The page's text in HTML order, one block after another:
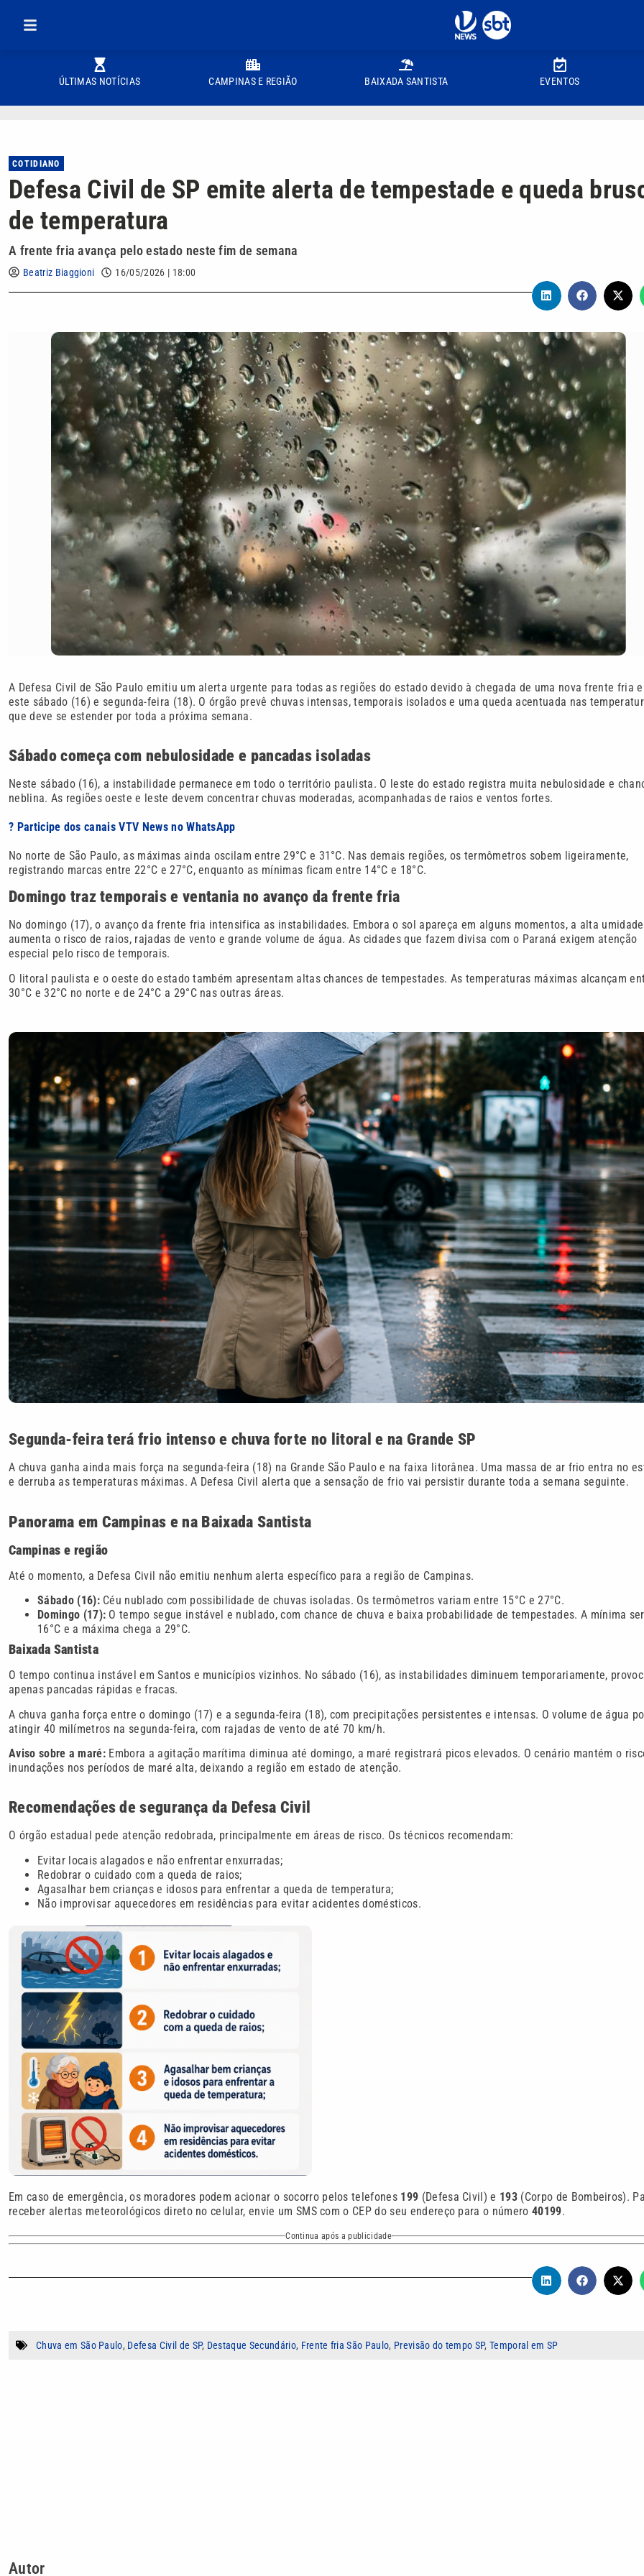
ÚLTIMAS NOTÍCIAS CAMPINAS E REGIÃO BAIXADA SANTISTA EVENTOS
COTIDIANO
Defesa Civil de SP emite alerta de tempestade e queda
de temperatura
A frente fria avança pelo estado neste fim de semana
Beatriz Biaggioni 16/05/2026 | 18:00
A Defesa Civil de São Paulo emitiu um alerta urgente para todas as regiões do estado devido à chegada de uma nova frente fria
este sábado (16) e segunda-feira (18). O órgão prevê chuvas intensas, temporais isolados e uma queda acentuada nas
que deve se estender por toda a próxima semana.
Sábado começa com nebulosidade e pancadas isoladas
Neste sábado (16), a instabilidade permanece em todo o território paulista. O leste do estado registra muita nebulosidade e
neblina. As regiões oeste e leste devem concentrar chuvas moderadas, acompanhadas de raios e ventos fortes.
? Participe dos canais VTV News no WhatsApp
No norte de São Paulo, as máximas ainda oscilam entre 29°C e 31°C. Nas demais regiões, os termômetros sobem ligeiramente,
registrando marcas entre 22°C e 27°C, enquanto as mínimas ficam entre 14°C e 18°C.
Domingo traz temporais e ventania no avanço da frente fria
No domingo (17), o avanço da frente fria intensifica as instabilidades. Embora o sol apareça em alguns momentos, a alta umidade
aumenta o risco de raios, rajadas de vento e grande volume de água. As cidades que fazem divisa com o Paraná exigem atenção
especial pelo risco de temporais.
O litoral paulista e o oeste do estado também apresentam altas chances de tempestades. As temperaturas máximas alcançam
30°C e 32°C no norte e de 24°C a 29°C nas outras áreas.
Segunda-feira terá frio intenso e chuva forte no litoral e na Grande SP
A chuva ganha ainda mais força na segunda-feira (18) na Grande São Paulo e na faixa litorânea. Uma massa de ar frio entra no
e derruba as temperaturas máximas. A Defesa Civil alerta que a sensação de frio vai persistir durante toda a semana seguinte.
Panorama em Campinas e na Baixada Santista
Campinas e região
Até o momento, a Defesa Civil não emitiu nenhum alerta específico para a região de Campinas.
Sábado (16):Céu nublado com possibilidade de chuvas isoladas. Os termômetros variam entre 15°C e 27°C.
Domingo (17): O tempo segue instável e nublado, com chance de chuva e baixa probabilidade de tempestades. A mínima
16°C e a máxima chega a 29°C.
Baixada Santista
O tempo continua instável em Santos e municípios vizinhos. No sábado (16), as instabilidades diminuem temporariamente,
apenas pancadas rápidas e fracas.
A chuva ganha força entre o domingo (17) e a segunda-feira (18), com precipitações persistentes e intensas. O volume de água
atingir 40 milímetros na segunda-feira, com rajadas de vento de até 70 km/h.
Aviso sobre a maré: Embora a agitação marítima diminua até domingo, a maré registrará picos elevados. O cenário mantém o
inundações nos períodos de maré alta, deixando a região em estado de atenção.
Recomendações de segurança da Defesa Civil
O órgão estadual pede atenção redobrada, principalmente em áreas de risco. Os técnicos recomendam:
Evitar locais alagados e não enfrentar enxurradas;
Redobrar o cuidado com a queda de raios;
Agasalhar bem crianças e idosos para enfrentar a queda de temperatura;
Não improvisar aquecedores em residências para evitar acidentes domésticos.
Em caso de emergência, os moradores podem acionar o socorro pelos telefones 199 (Defesa Civil) e 193 (Corpo de Bombeiros).
receber alertas meteorológicos direto no celular, envie um SMS com o CEP do seu endereço para o número 40199.
Continua após a publicidade
Chuva em São Paulo, Defesa Civil de SP, Destaque Secundário, Frente fria São Paulo, Previsão do tempo SP, Temporal em SP